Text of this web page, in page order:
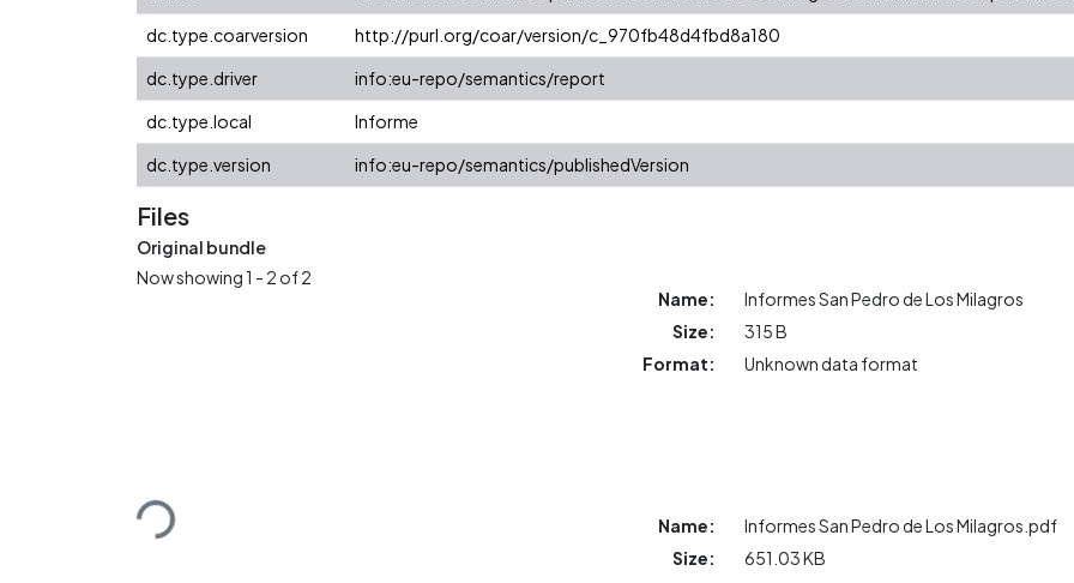
dc.type.coarversion
http://purl.org/coar/version/c_970fb48d4fbd8a180
dc.type.driver
info:eu-repo/semantics/report
dc.type.local
Informe
dc.type.version
info:eu-repo/semantics/publishedVersion
Files
Original bundle
Now showing1 - 2 of 2
Loading...
Name:
Informes San Pedro de Los Milagros
Size:
315 B
Format:
Unknown data format
Name:
Informes San Pedro de Los Milagros.pdf
Size:
651.03 KB